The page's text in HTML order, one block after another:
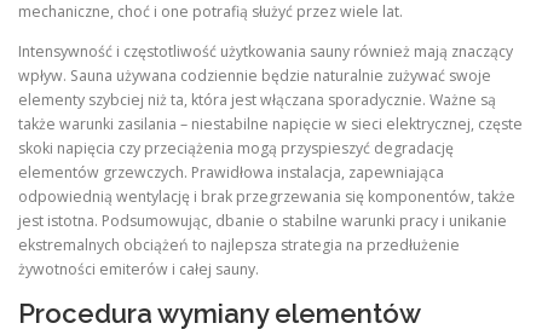
mechaniczne, choć i one potrafią służyć przez wiele lat.
Intensywność i częstotliwość użytkowania sauny również mają znaczący
wpływ. Sauna używana codziennie będzie naturalnie zużywać swoje
elementy szybciej niż ta, która jest włączana sporadycznie. Ważne są
także warunki zasilania – niestabilne napięcie w sieci elektrycznej, częste
skoki napięcia czy przeciążenia mogą przyspieszyć degradację
elementów grzewczych. Prawidłowa instalacja, zapewniająca
odpowiednią wentylację i brak przegrzewania się komponentów, także
jest istotna. Podsumowując, dbanie o stabilne warunki pracy i unikanie
ekstremalnych obciążeń to najlepsza strategia na przedłużenie
żywotności emiterów i całej sauny.
Procedura wymiany elementów